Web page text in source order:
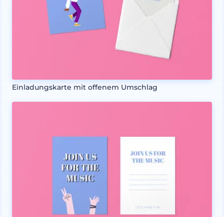
Einladungskarte mit offenem Umschlag